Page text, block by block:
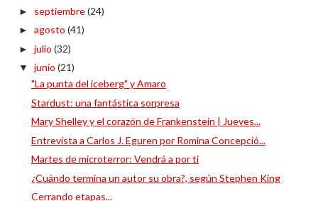
► septiembre(24)
► agosto (41)
► julio (32)
▼ junio (21)
"La punta del iceberg" y Amaro
Stardust: una fantástica sorpresa
Mary Shelley y el corazón de Frankenstein | Jueves...
Entrevista a Carlos J. Eguren por Romina Concepció...
Martes de microterror: Vendrá a por ti
¿Cuándo termina un autor su obra?, según Stephen King
Cerrando etapas...